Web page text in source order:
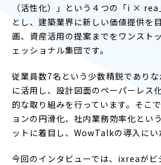
（活性化）」という４つの「i ×
とし、建築業界に新しい価値提供を
画、資産活用の提案までをワンスト
ェッショナル集団です。
従業員数7名という少数精鋭であり
に活用し、設計図面のペーパーレス
的な取り組みを行っています。そこ
ョンの円滑化、社内業務効率化とい
ットに着目し、WowTalkの導入にい
今回のインタビューでは、ixreaがビ